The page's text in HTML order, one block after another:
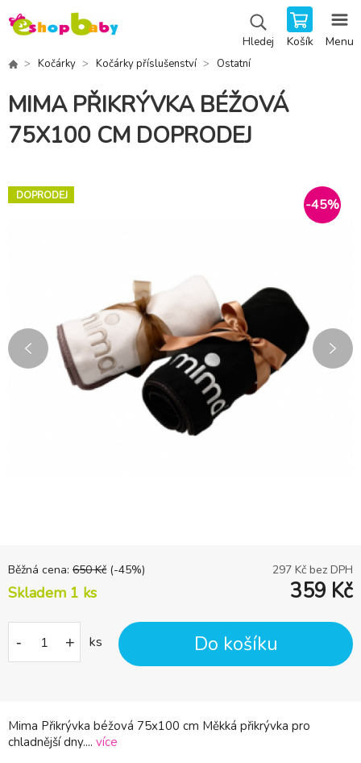
Hledej Košík Menu
Kočárky Kočárky příslušenství Ostatní
MIMA PŘIKRÝVKA BÉŽOVÁ
75X100 CM DOPRODEJ
DOPRODEJ
-45%
Mima Přikrývka béžová 75x100 cm Měkká přikrývka pro
chladnější dny.... více
Běžná cena: 650 Kč (-45%) 297 Kč bez DPH
Skladem 1 ks 359 Kč
- + ks Do košíku